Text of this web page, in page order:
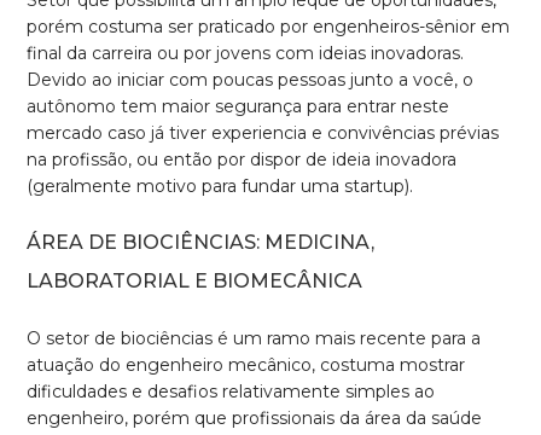
porém costuma ser praticado por engenheiros-sênior em
final da carreira ou por jovens com ideias inovadoras.
Devido ao iniciar com poucas pessoas junto a você, o
autônomo tem maior segurança para entrar neste
mercado caso já tiver experiencia e convivências prévias
na profissão, ou então por dispor de ideia inovadora
(geralmente motivo para fundar uma startup).
ÁREA DE BIOCIÊNCIAS: MEDICINA,
LABORATORIAL E BIOMECÂNICA
O setor de biociências é um ramo mais recente para a
atuação do engenheiro mecânico, costuma mostrar
dificuldades e desafios relativamente simples ao
engenheiro, porém que profissionais da área da saúde